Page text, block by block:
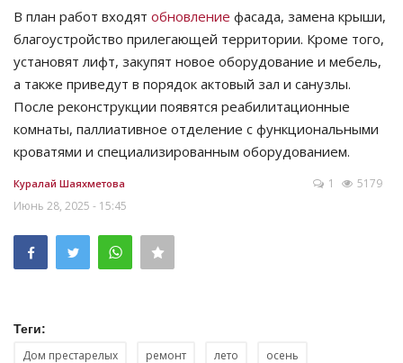
В план работ входят обновление фасада, замена крыши,
благоустройство прилегающей территории. Кроме того,
установят лифт, закупят новое оборудование и мебель,
а также приведут в порядок актовый зал и санузлы.
После реконструкции появятся реабилитационные
комнаты, паллиативное отделение с функциональными
кроватями и специализированным оборудованием.
Куралай Шаяхметова
Июнь 28, 2025 - 15:45
1 5179
Теги:
Дом престарелых ремонт лето осень